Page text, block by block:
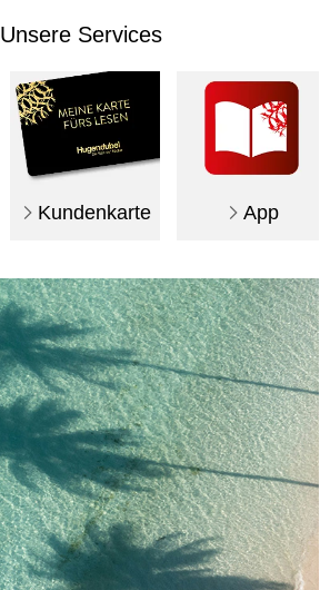
Unsere Services
Kundenkarte App